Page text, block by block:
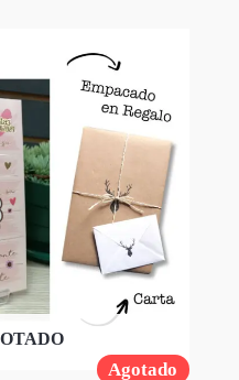
Agotado